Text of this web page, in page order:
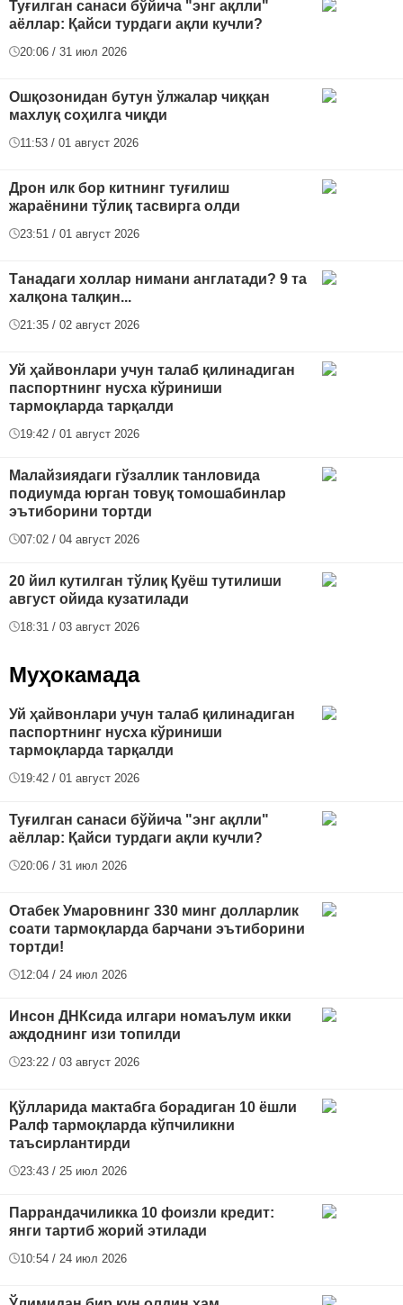
Туғилган санаси бўйича "энг ақлли"
аёллар: Қайси турдаги ақли кучли?
20:06 / 31 июл 2026
Ошқозонидан бутун ўлжалар чиққан
махлуқ соҳилга чиқди
11:53 / 01 август 2026
Дрон илк бор китнинг туғилиш
жараёнини тўлиқ тасвирга олди
23:51 / 01 август 2026
Танадаги холлар нимани англатади? 9 та
халқона талқин...
21:35 / 02 август 2026
Уй ҳайвонлари учун талаб қилинадиган
паспортнинг нусха кўриниши
тармоқларда тарқалди
19:42 / 01 август 2026
Малайзиядаги гўзаллик танловида
подиумда юрган товуқ томошабинлар
эътиборини тортди
07:02 / 04 август 2026
20 йил кутилган тўлиқ Қуёш тутилиши
август ойида кузатилади
18:31 / 03 август 2026
Муҳокамада
Уй ҳайвонлари учун талаб қилинадиган
паспортнинг нусха кўриниши
тармоқларда тарқалди
19:42 / 01 август 2026
Туғилган санаси бўйича "энг ақлли"
аёллар: Қайси турдаги ақли кучли?
20:06 / 31 июл 2026
Отабек Умаровнинг 330 минг долларлик
соати тармоқларда барчани эътиборини
тортди!
12:04 / 24 июл 2026
Инсон ДНКсида илгари номаълум икки
аждоднинг изи топилди
23:22 / 03 август 2026
Қўлларида мактабга борадиган 10 ёшли
Ралф тармоқларда кўпчиликни
таъсирлантирди
23:43 / 25 июл 2026
Паррандачиликка 10 фоизли кредит:
янги тартиб жорий этилади
10:54 / 24 июл 2026